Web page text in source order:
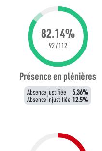
82.14%
92 / 112
Présence en plénières
Absence justifiée 5.36%
Absence injustifiée 12.5%